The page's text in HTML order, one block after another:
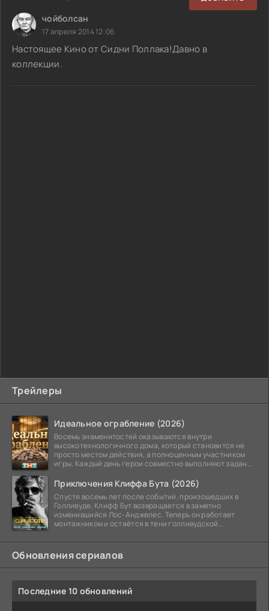
Трейлеры
Идеальное ограбление (2026)
Восемь знаменитостей оказываются внутри
высокотехнологичного дома, который становится не
просто местом действия, а полноценным участником
игры. Каждый день герои совместно выполняют задания
Приключения Клиффа Бута (2026)
Спустя восемь лет после событий, произошедших в
Голливуде, Клифф Бут возвращается в заметно
изменившийся Лос-Анджелес. Теперь он работает
монтажником и остаётся в тени голливудской
Обновления сериалов
Последние 10 обновлений
чойболсан
17 апреля 2014 12:06
Настоящее Кино от Сидни Поллака!Давно в
коллекции.